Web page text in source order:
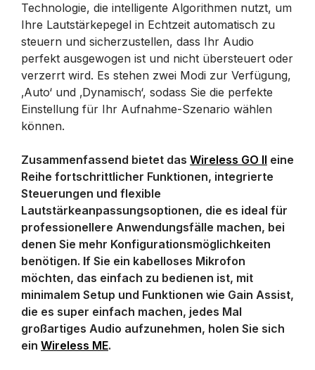
Technologie, die intelligente Algorithmen nutzt, um
Ihre Lautstärkepegel in Echtzeit automatisch zu
steuern und sicherzustellen, dass Ihr Audio
perfekt ausgewogen ist und nicht übersteuert oder
verzerrt wird. Es stehen zwei Modi zur Verfügung,
‚Auto‘ und ‚Dynamisch‘, sodass Sie die perfekte
Einstellung für Ihr Aufnahme-Szenario wählen
können.
Zusammenfassend bietet das Wireless GO II eine
Reihe fortschrittlicher Funktionen, integrierte
Steuerungen und flexible
Lautstärkeanpassungsoptionen, die es ideal für
professionellere Anwendungsfälle machen, bei
denen Sie mehr Konfigurationsmöglichkeiten
benötigen. If Sie ein kabelloses Mikrofon
möchten, das einfach zu bedienen ist, mit
minimalem Setup und Funktionen wie Gain Assist,
die es super einfach machen, jedes Mal
großartiges Audio aufzunehmen, holen Sie sich
ein Wireless ME.